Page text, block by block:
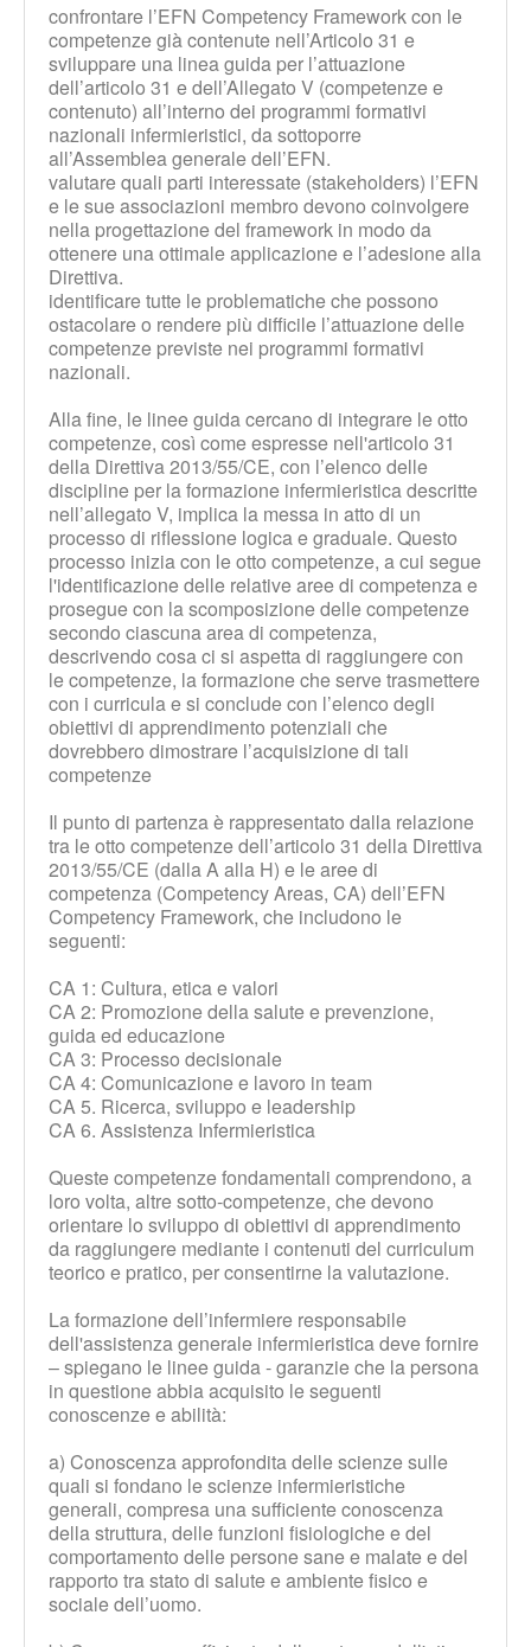
confrontare l’EFN Competency Framework con le
competenze già contenute nell’Articolo 31 e
sviluppare una linea guida per l’attuazione
dell’articolo 31 e dell’Allegato V (competenze e
contenuto) all’interno dei programmi formativi
nazionali infermieristici, da sottoporre
all’Assemblea generale dell’EFN.
valutare quali parti interessate (stakeholders) l’EFN
e le sue associazioni membro devono coinvolgere
nella progettazione del framework in modo da
ottenere una ottimale applicazione e l’adesione alla
Direttiva.
identificare tutte le problematiche che possono
ostacolare o rendere più difficile l’attuazione delle
competenze previste nei programmi formativi
nazionali.
Alla fine, le linee guida cercano di integrare le otto
competenze, così come espresse nell'articolo 31
della Direttiva 2013/55/CE, con l’elenco delle
discipline per la formazione infermieristica descritte
nell’allegato V, implica la messa in atto di un
processo di riflessione logica e graduale. Questo
processo inizia con le otto competenze, a cui segue
l'identificazione delle relative aree di competenza e
prosegue con la scomposizione delle competenze
secondo ciascuna area di competenza,
descrivendo cosa ci si aspetta di raggiungere con
le competenze, la formazione che serve trasmettere
con i curricula e si conclude con l’elenco degli
obiettivi di apprendimento potenziali che
dovrebbero dimostrare l’acquisizione di tali
competenze
Il punto di partenza è rappresentato dalla relazione
tra le otto competenze dell’articolo 31 della Direttiva
2013/55/CE (dalla A alla H) e le aree di
competenza (Competency Areas, CA) dell’EFN
Competency Framework, che includono le
seguenti:
CA 1: Cultura, etica e valori
CA 2: Promozione della salute e prevenzione,
guida ed educazione
CA 3: Processo decisionale
CA 4: Comunicazione e lavoro in team
CA 5. Ricerca, sviluppo e leadership
CA 6. Assistenza Infermieristica
Queste competenze fondamentali comprendono, a
loro volta, altre sotto-competenze, che devono
orientare lo sviluppo di obiettivi di apprendimento
da raggiungere mediante i contenuti del curriculum
teorico e pratico, per consentirne la valutazione.
La formazione dell’infermiere responsabile
dell'assistenza generale infermieristica deve fornire
– spiegano le linee guida - garanzie che la persona
in questione abbia acquisito le seguenti
conoscenze e abilità:
a) Conoscenza approfondita delle scienze sulle
quali si fondano le scienze infermieristiche
generali, compresa una sufficiente conoscenza
della struttura, delle funzioni fisiologiche e del
comportamento delle persone sane e malate e del
rapporto tra stato di salute e ambiente fisico e
sociale dell’uomo.